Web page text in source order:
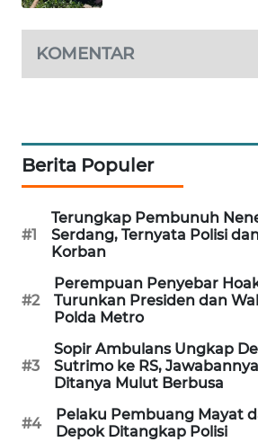
KOMENTAR
Berita Populer
#1
Terungkap Pembunuh
Serdang, Ternyata Polisi
Korban
#2
Perempuan Penyebar
Turunkan Presiden dan
Polda Metro
#3
Sopir Ambulans Ungkap
Sutrimo ke RS,
Ditanya Mulut Berbusa
#4
Pelaku Pembuang Mayat
Depok Ditangkap Polisi
Wahana
Network
MASYARAKAT
KELISTRIKAN
WALINKI
ID
MAWAKA
ID
MARTABAT
NET
PLN